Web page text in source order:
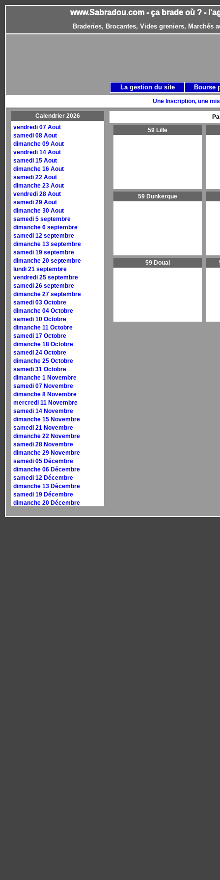
www.Sabradou.com - ça brade où ? -
Braderies, Brocantes, Vides greniers, Marchés
Une Inscription, une
Calendrier 2026
vendredi 07 Aout
samedi 08 Aout
dimanche 09 Aout
vendredi 14 Aout
samedi 15 Aout
dimanche 16 Aout
samedi 22 Aout
dimanche 23 Aout
vendredi 28 Aout
samedi 29 Aout
dimanche 30 Aout
samedi 5 septembre
dimanche 6 septembre
samedi 12 septembre
dimanche 13 septembre
samedi 19 septembre
dimanche 20 septembre
lundi 21 septembre
vendredi 25 septembre
samedi 26 septembre
dimanche 27 septembre
samedi 03 Octobre
dimanche 04 Octobre
samedi 10 Octobre
dimanche 11 Octobre
samedi 17 Octobre
dimanche 18 Octobre
samedi 24 Octobre
dimanche 25 Octobre
samedi 31 Octobre
dimanche 1 Novembre
samedi 07 Novembre
dimanche 8 Novembre
mercredi 11 Novembre
samedi 14 Novembre
dimanche 15 Novembre
samedi 21 Novembre
dimanche 22 Novembre
samedi 28 Novembre
dimanche 29 Novembre
samedi 05 Décembre
dimanche 06 Décembre
samedi 12 Décembre
dimanche 13 Décembre
samedi 19 Décembre
dimanche 20 Décembre
59 Lille
59 Dunkerque
59 Douai
La gestion du site Bourse